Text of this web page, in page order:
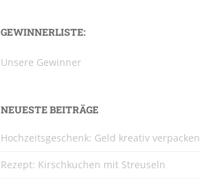
GEWINNERLISTE:
Unsere Gewinner
NEUESTE BEITRÄGE
Hochzeitsgeschenk: Geld kreativ verpacken
Rezept: Kirschkuchen mit Streuseln